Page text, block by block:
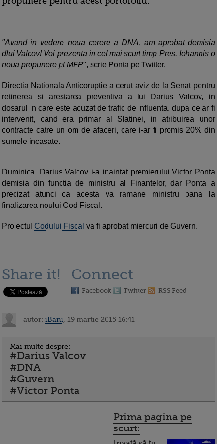
"Avand in vedere noua cerere a DNA, am aprobat demisia
dlui Valcov! Voi prezenta in cel mai scurt timp Pres. Iohannis o
noua propunere pt MFP", scrie Ponta pe Twitter.
Directia Nationala Anticoruptie a cerut aviz de la Senat pentru
retinerea si arestarea preventiva a lui Darius Valcov, in
dosarul in care este acuzat de trafic de influenta, dupa ce ar fi
intervenit, cand era primar al Slatinei, in atribuirea unor
contracte catre un om de afaceri, care i-ar fi promis 20% din
sumele incasate.
Duminica, Darius Valcov i-a inaintat premierului Victor Ponta
demisia din functia de ministru al Finantelor, dar Ponta a
precizat atunci ca acesta va ramane ministru pana la
finalizarea noului Cod Fiscal.
Proiectul Codului Fiscal va fi aprobat miercuri de Guvern.
Share it! Connect
Facebook Twitter RSS Feed
autor: iBani , 19 martie 2015 16:41
Mai multe despre:
#Darius Valcov
#DNA
#Guvern
#Victor Ponta
Prima pagina pe
scurt: